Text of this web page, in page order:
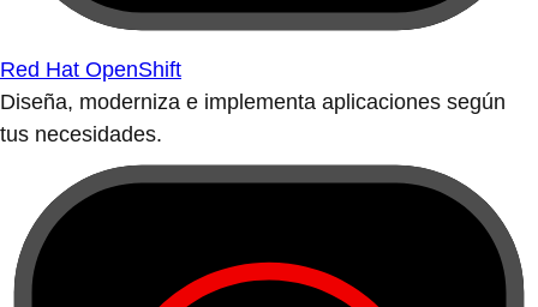
Red Hat OpenShift
Diseña, moderniza e implementa aplicaciones según
tus necesidades.